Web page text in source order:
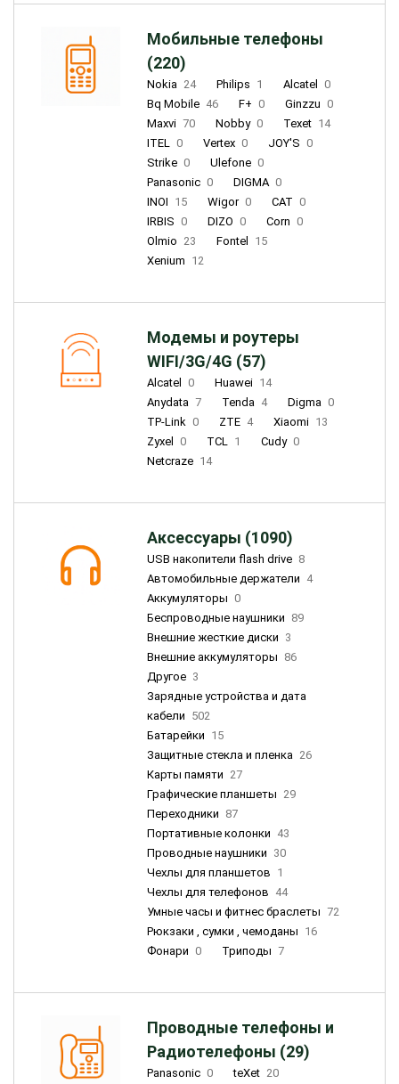
Мобильные телефоны
(220)
Nokia 24 Philips 1 Alcatel
0
Bq Mobile 46 F+ 0 Ginzzu 0
Maxvi 70 Nobby 0 Texet 14
ITEL 0 Vertex 0 JOY'S 0
Strike 0 Ulefone 0
Panasonic 0 DIGMA 0
INOI 15 Wigor 0 CAT 0
IRBIS 0 DIZO 0 Corn 0
Olmio 23 Fontel
15
Xenium 12
Модемы и роутеры
WIFI/3G/4G (57)
Alcatel 0 Huawei 14
Anydata 7 Tenda 4 Digma 0
TP-Link 0 ZTE 4 Xiaomi 13
Zyxel
0 TCL 1 Cudy 0
Netcraze 14
Аксессуары (1090)
USB накопители flash drive 8
Автомобильные держатели 4
Аккумуляторы 0
Беспроводные наушники 89
Внешние жесткие диски 3
Внешние аккумуляторы 86
Другое 3
Зарядные устройства и дата
кабели 502
Батарейки 15
Защитные стекла и пленка 26
Карты памяти 27
Графические планшеты 29
Переходники 87
Портативные колонки 43
Проводные наушники 30
Чехлы для планшетов 1
Чехлы для телефонов 44
Умные часы и фитнес браслеты 72
Рюкзаки , сумки , чемоданы 16
Фонари 0 Триподы 7
Проводные телефоны и
Радиотелефоны (29)
Panasonic 0 teXet 20